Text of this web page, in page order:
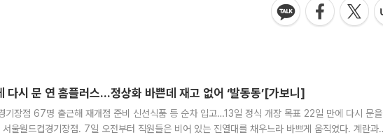
다시 문 연 홈플러스…정상화 바쁜데 재고 없어 ‘발동동’[가보니]
기장점 67명 출근해 재개점 준비 신선식품 등 순차 입고…13일 정식 개장 목표 22일 만에 다시 문을
서울월드컵경기장점. 7일 오전부터 직원들은 비어 있는 진열대를 채우느라 바쁘게 움직였다. 계란과